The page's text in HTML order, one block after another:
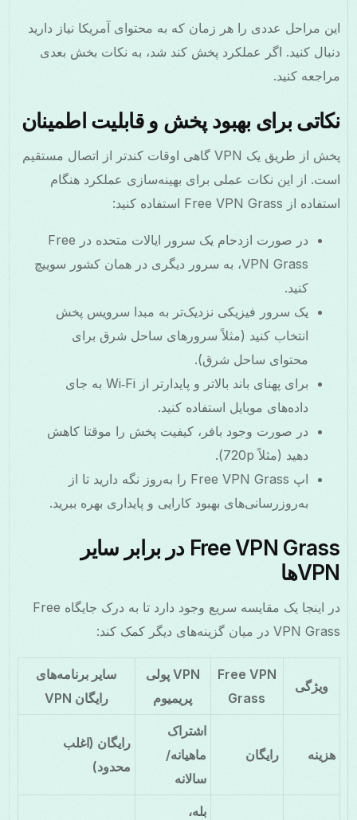
این مراحل عددی را هر زمان که به محتوای آمریکا نیاز دارید
دنبال کنید. اگر عملکرد پخش کند شد، به نکات بخش بعدی
مراجعه کنید.
نکاتی برای بهبود پخش و قابلیت اطمینان
پخش از طریق یک VPN گاهی اوقات کندتر از اتصال مستقیم
است. از این نکات عملی برای بهینه‌سازی عملکرد هنگام
استفاده از Free VPN Grass استفاده کنید:
در صورت ازدحام یک سرور ایالات متحده در Free
VPN Grass، به سرور دیگری در همان کشور سوییچ
کنید.
یک سرور فیزیکی نزدیک‌تر به مبدا سرویس پخش
انتخاب کنید (مثلاً سرورهای ساحل شرق برای
محتوای ساحل شرق).
برای پهنای باند بالاتر و پایدارتر از Wi‑Fi به جای
داده‌های موبایل استفاده کنید.
در صورت وجود بافر، کیفیت پخش را موقتا کاهش
دهید (مثلاً 720p).
اپ Free VPN Grass را به‌روز نگه دارید تا از
به‌روزرسانی‌های بهبود کارایی و پایداری بهره ببرید.
Free VPN Grass در برابر سایر
VPN‌ها
در اینجا یک مقایسه سریع وجود دارد تا به درک جایگاه Free
VPN Grass در میان گزینه‌های دیگر کمک کند:
ویژگی
Free VPN
Grass
VPN پولی
پریمیوم
سایر برنامه‌های
رایگان VPN
هزینه رایگان
اشتراک
ماهیانه/
سالانه
رایگان (اغلب
محدود)
بله،